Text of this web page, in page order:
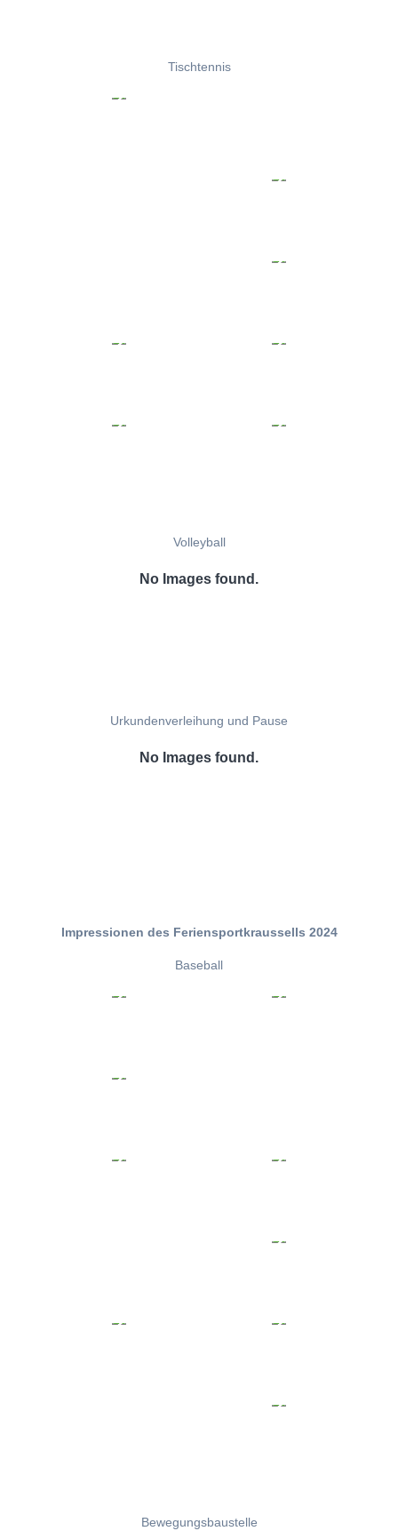
Tischtennis
Volleyball
No Images found.
Urkundenverleihung und Pause
No Images found.
Impressionen des Feriensportkraussells 2024
Baseball
Bewegungsbaustelle